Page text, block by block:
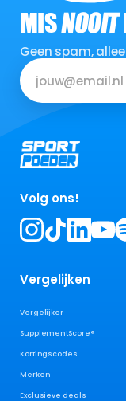
MISNOOIT
Geen spam,
Volg ons!
Vergelijken
Vergelijker
SupplementScore®
Kortingscodes
Merken
Exclusieve deals